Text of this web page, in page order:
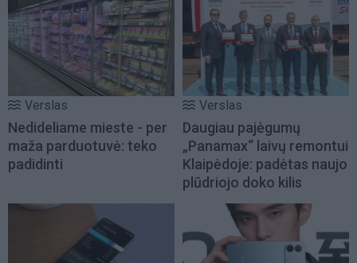
Verslas
Nedideliame mieste - per
maža parduotuvė: teko
padidinti
Verslas
Daugiau pajėgumų
„Panamax“ laivų remontui
Klaipėdoje: padėtas naujo
plūdriojo doko kilis